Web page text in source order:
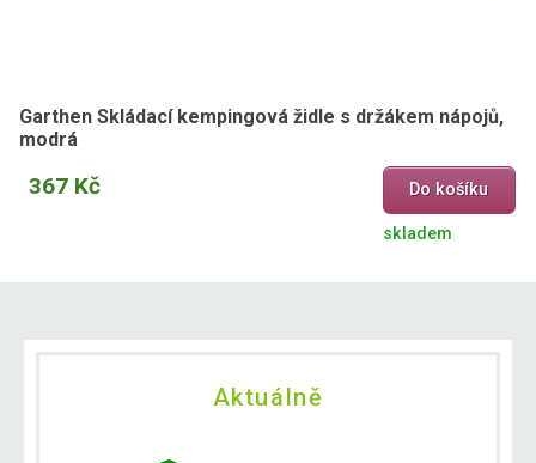
Garthen Skládací kempingová židle s držákem nápojů,
modrá
367 Kč Do košíku
skladem
Aktuálně